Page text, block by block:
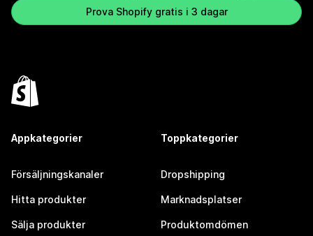
Prova Shopify gratis i 3 dagar
Appkategorier
Försäljningskanaler
Hitta produkter
Sälja produkter
Toppkategorier
Dropshipping
Marknadsplatser
Produktomdömen